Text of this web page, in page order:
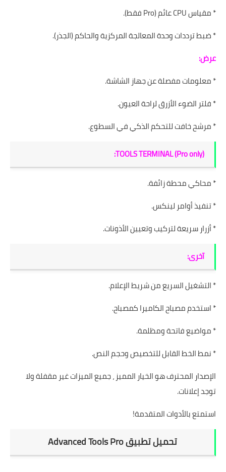
* مقياس CPU عائم (Pro فقط).
* ضبط ترددات وحدة المعالجة المركزية والحاكم (الجذر).
عرض:
* معلومات مفصلة عن جهاز الشاشة.
* فلتر الضوء الأزرق لراحة العيون.
* مرشح خافت للتحكم الذكي في السطوع.
(TOOLS TERMINAL (Pro only:
* محاكي محطة زائفة.
* تنفيذ أوامر لينكس.
* أزرار سريعة لتركيب وتعيين الأذونات.
آخرى:
* التشغيل السريع من شريط الإعلام.
* استخدم مصباح الكاميرا كمصباح.
* مواضيع فاتحة ومظلمة.
* نمط الخط القابل للتخصيص وحجم النص.
الإصدار المحترف هو الخيار المميز ، جميع الميزات غير مقفلة ولا
توجد إعلانات.
استمتع بالأدوات المتقدمة!
تحميل تطبيق Advanced Tools Pro